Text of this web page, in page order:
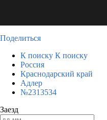
Поделиться
К поиску К поиску
Россия
Краснодарский край
Адлер
№2313534
Заезд